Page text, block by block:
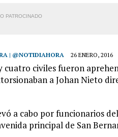
PATROCINADO
| @NOTIDIAHORA 26 ENERO, 2016
cuatro civiles fueron
a Johan Nieto
a cabo por funcionarios
principal de San